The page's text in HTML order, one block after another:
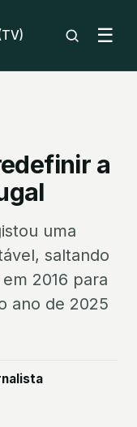
☰
a
uma
saltando
2016 para
ano de 2025